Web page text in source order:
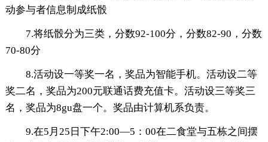
动参与者信息制成纸骰
7.将纸骰分为三类，分数92-100分，分数82-90，分数
70-80分
8.活动设一等奖一名，奖品为智能手机。活动设二等
奖二名，奖品为200元联通话费充值卡。活动设三等奖三
名，奖品为8gu盘一个。奖品由计算机系负责。
9.在5月25日下午2:00—5：00在二食堂与五栋之间摆